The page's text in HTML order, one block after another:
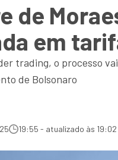
de
em
trading, o processo
de Bolsonaro
19:55 - atualizado às 19:02